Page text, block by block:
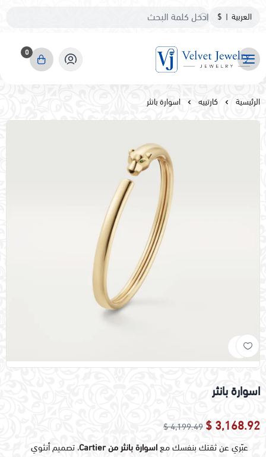
العربية |
$
مجوهرات مخمليه
0
الرئيسية كارتييه اسوارة بانثر
اسوارة بانثر
3,168.92 $
4,199.49 $
عبّري عن ثقتك بنفسك معاسوارة بانثر من Cartier
، تصميم أنثوي